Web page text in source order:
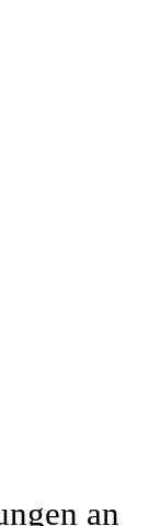
an